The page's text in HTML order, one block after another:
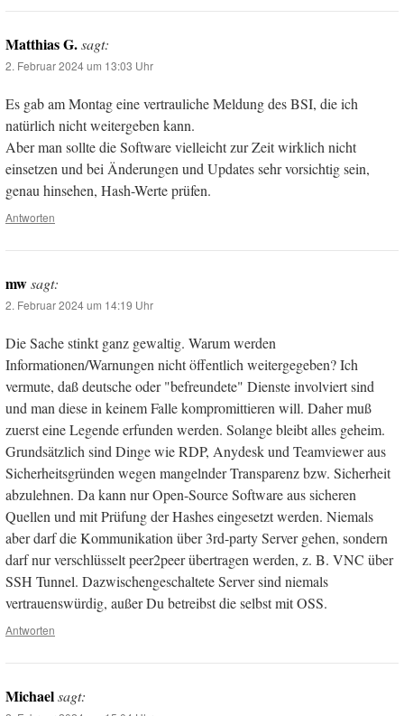
Matthias G.sagt:
2. Februar 2024 um 13:03 Uhr
Es gab am Montag eine vertrauliche Meldung des BSI, die ich
natürlich nicht weitergeben kann.
Aber man sollte die Software vielleicht zur Zeit wirklich nicht
einsetzen und bei Änderungen und Updates sehr vorsichtig sein,
genau hinsehen, Hash-Werte prüfen.
Antworten
mwsagt:
2. Februar 2024 um 14:19 Uhr
Die Sache stinkt ganz gewaltig. Warum werden
Informationen/Warnungen nicht öffentlich weitergegeben? Ich
vermute, daß deutsche oder "befreundete" Dienste involviert sind
und man diese in keinem Falle kompromittieren will. Daher muß
zuerst eine Legende erfunden werden. Solange bleibt alles geheim.
Grundsätzlich sind Dinge wie RDP, Anydesk und Teamviewer aus
Sicherheitsgründen wegen mangelnder Transparenz bzw. Sicherheit
abzulehnen. Da kann nur Open-Source Software aus sicheren
Quellen und mit Prüfung der Hashes eingesetzt werden. Niemals
aber darf die Kommunikation über 3rd-party Server gehen, sondern
darf nur verschlüsselt peer2peer übertragen werden, z. B. VNC über
SSH Tunnel. Dazwischengeschaltete Server sind niemals
vertrauenswürdig, außer Du betreibst die selbst mit OSS.
Antworten
Michaelsagt: